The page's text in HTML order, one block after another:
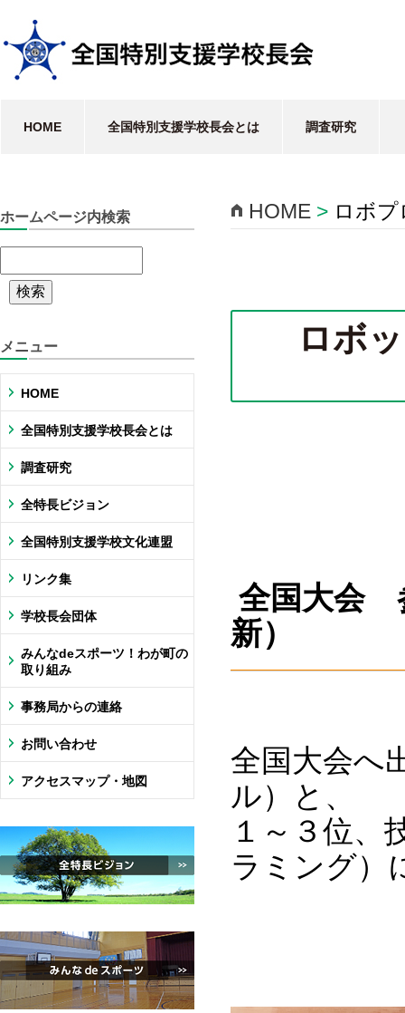
HOME 全国特別支援学校長会とは 調査研究
ホームページ内検索
メニュー
HOME
全国特別支援学校長会とは
調査研究
全特長ビジョン
全国特別支援学校文化連盟
リンク集
学校長会団体
みんなdeスポーツ！わが町の
取り組み
事務局からの連絡
お問い合わせ
アクセスマップ・地図
HOME > ロボプ
ロボ
全国大会
新）
全国大会へ
ル）と、
１～３位、
ラミング）